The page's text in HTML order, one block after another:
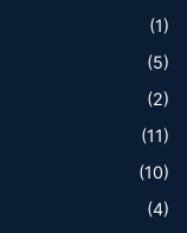
(1)
(5)
(2)
(11)
(10)
(4)